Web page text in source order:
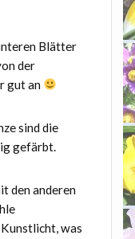
Blätter
der
gut an
sind die
gefärbt.
den anderen
was